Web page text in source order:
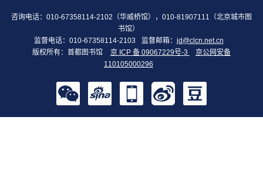
咨询电话：010-67358114-2102（华威桥馆），010-81907111（北京城市图
书馆）
监督电话：010-67358114-2103
监督邮箱： jd@clcn.net.cn
版权所有：首都图书馆
京 ICP 备 09067229号-3
京公网安备
110105000296